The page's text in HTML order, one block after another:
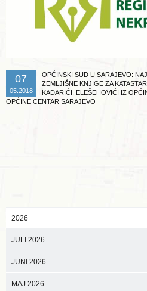
07
05.2018
OPĆINSKI SUD U SARAJEVO:
ZEMLJIŠNE KNJIGE ZA
KADARIĆI, ELEŠEHOVIĆI IZ
OPĆINE CENTAR SARAJEVO
2026
JULI 2026
JUNI 2026
MAJ 2026